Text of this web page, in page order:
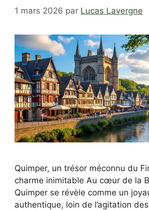
1 mars 2026 par Lucas Lavergne
Quimper, un trésor méconnu du
charme inimitable Au cœur de la
Quimper se révèle comme un
authentique, loin de l’agitation